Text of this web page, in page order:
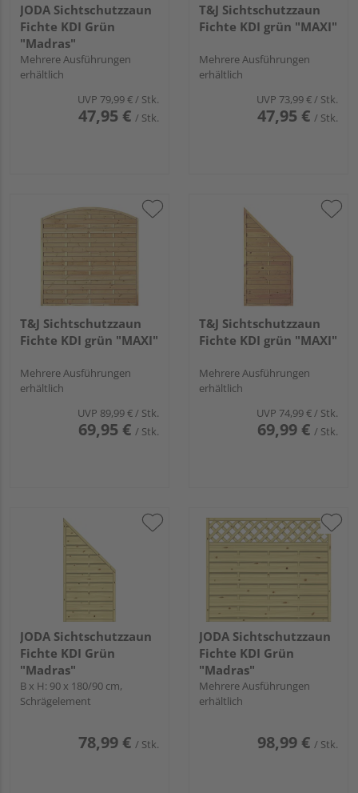
JODA Sichtschutzzaun
Fichte KDI Grün
"Madras"
Mehrere Ausführungen
erhältlich
UVP 79,99 €/ Stk.
47,95 € / Stk.
T&J Sichtschutzzaun
Fichte KDI grün "MAXI"
Mehrere Ausführungen
erhältlich
UVP 73,99 €/ Stk.
47,95 € / Stk.
T&J Sichtschutzzaun
Fichte KDI grün "MAXI"
Mehrere Ausführungen
erhältlich
UVP 89,99 €/ Stk.
69,95 € / Stk.
T&J Sichtschutzzaun
Fichte KDI grün "MAXI"
Mehrere Ausführungen
erhältlich
UVP 74,99 €/ Stk.
69,99 € / Stk.
JODA Sichtschutzzaun
Fichte KDI Grün
"Madras"
B x H: 90 x 180/90 cm,
Schrägelement
78,99 € / Stk.
JODA Sichtschutzzaun
Fichte KDI Grün
"Madras"
Mehrere Ausführungen
erhältlich
98,99 € / Stk.